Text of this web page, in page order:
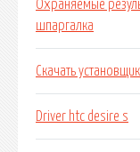
Охраняемые
шпаргалка
Скачать
Driver htc desire s